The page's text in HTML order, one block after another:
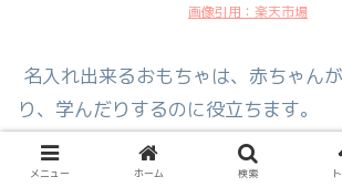
画像引用：楽天市場
名入れ出来るおもちゃは、赤ちゃんが
り、学んだりするのに役立ちます。
赤ちゃんの年齢や興味に合わせて選
メニュー ホーム 検索